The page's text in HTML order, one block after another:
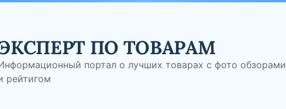
ПО ТОВАРАМ
портал о лучших товарах с фото обзорами
рейтигом